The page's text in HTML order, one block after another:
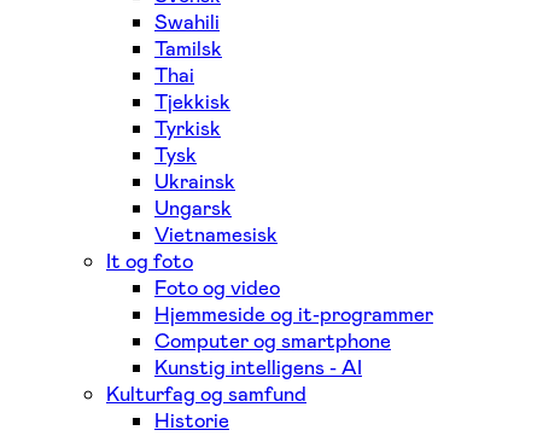
Swahili
Tamilsk
Thai
Tjekkisk
Tyrkisk
Tysk
Ukrainsk
Ungarsk
Vietnamesisk
It og foto
Foto og video
Hjemmeside og it-programmer
Computer og smartphone
Kunstig intelligens - AI
Kulturfag og samfund
Historie